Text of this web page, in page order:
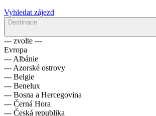
Vyhledat zájezd
Destinace
--- zvolte ---
Evropa
--- Albánie
--- Azorské ostrovy
--- Belgie
--- Benelux
--- Bosna a Hercegovina
--- Černá Hora
--- Česká republika